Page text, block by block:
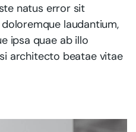
natus error sit
laudantium,
ipsa quae ab illo
architecto beatae vitae